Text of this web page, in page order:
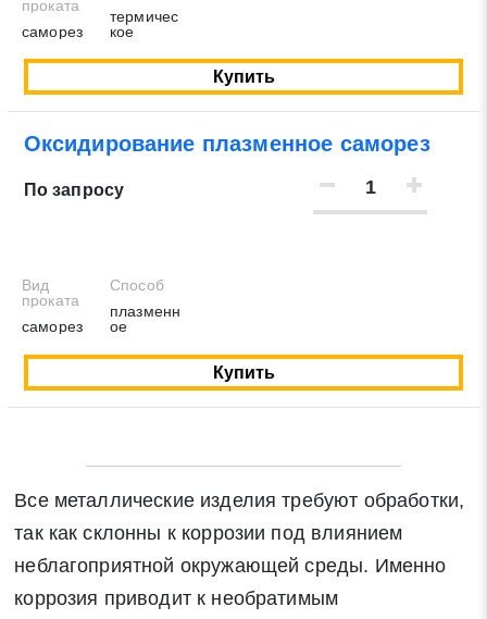
проката
саморез
термичес
кое
Купить
Оксидирование плазменное саморез
По запросу
Вид
проката
саморез
Способ
плазменн
ое
Купить
Все металлические изделия требуют обработки,
так как склонны к коррозии под влиянием
неблагоприятной окружающей среды. Именно
коррозия приводит к необратимым